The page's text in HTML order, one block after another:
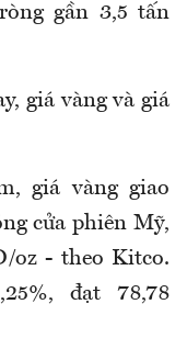
gần 3,5 tấn
giá vàng và giá
giá vàng giao
cửa phiên Mỹ,
oz - theo Kitco.
đạt 78,78